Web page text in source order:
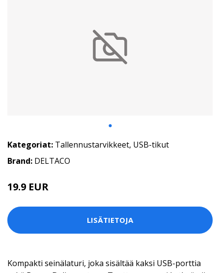
Kategoriat: Tallennustarvikkeet, USB-tikut
Brand: DELTACO
19.9 EUR
LISÄTIETOJA
Kompakti seinälaturi, joka sisältää kaksi USB-porttia